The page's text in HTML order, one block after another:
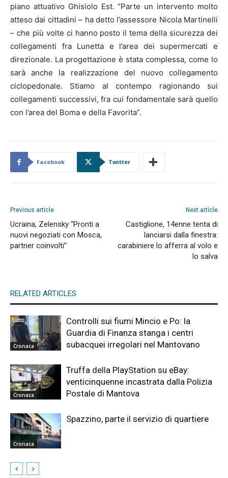
piano attuativo Ghisiolo Est. “Parte un intervento molto
atteso dai cittadini – ha detto l’assessore Nicola Martinelli
– che più volte ci hanno posto il tema della sicurezza dei
collegamenti fra Lunetta e l’area dei supermercati e
direzionale. La progettazione è stata complessa, come lo
sarà anche la realizzazione del nuovo collegamento
ciclopedonale. Stiamo al contempo ragionando sui
collegamenti successivi, fra cui fondamentale sarà quello
con l’area del Boma e della Favorita”.
Facebook Twitter
Previous article
Ucraina, Zelensky “Pronti a
nuovi negoziati con Mosca,
partner coinvolti”
Next article
Castiglione, 14enne tenta di
lanciarsi dalla finestra:
carabiniere lo afferra al volo e
lo salva
RELATED ARTICLES
Cronaca
Controlli sui fiumi Mincio e Po: la
Guardia di Finanza stanga i centri
subacquei irregolari nel Mantovano
Cronaca
Truffa della PlayStation su eBay:
venticinquenne incastrata dalla Polizia
Postale di Mantova
Cronaca
Spazzino, parte il servizio di quartiere